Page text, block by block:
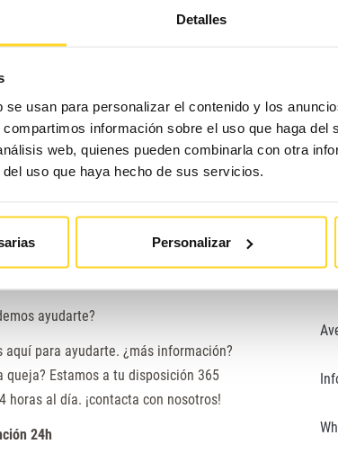
Detalles
usan para personalizar el contenido y los
información sobre el uso que haga del
web, quienes pueden combinarla con otra
uso que haya hecho de sus servicios.
Personalizar
¿Cómo parar
ayudarte?
para ayudarte. ¿más información?
queja? Estamos a tu disposición 365
horas al día. ¡contacta con nosotros!
24h